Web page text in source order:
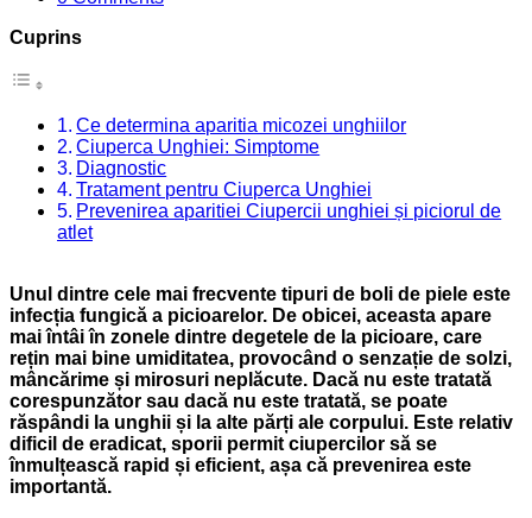
Cuprins
Ce determina aparitia micozei unghiilor
Ciuperca Unghiei: Simptome
Diagnostic
Tratament pentru Ciuperca Unghiei
Prevenirea aparitiei Ciupercii unghiei și piciorul de
atlet
Unul dintre cele mai frecvente tipuri de boli de piele este
infecția fungică a picioarelor. De obicei, aceasta apare
mai întâi în zonele dintre degetele de la picioare, care
rețin mai bine umiditatea, provocând o senzație de solzi,
mâncărime și mirosuri neplăcute. Dacă nu este tratată
corespunzător sau dacă nu este tratată, se poate
răspândi la unghii și la alte părți ale corpului. Este relativ
dificil de eradicat, sporii permit ciupercilor să se
înmulțească rapid și eficient, așa că prevenirea este
importantă.